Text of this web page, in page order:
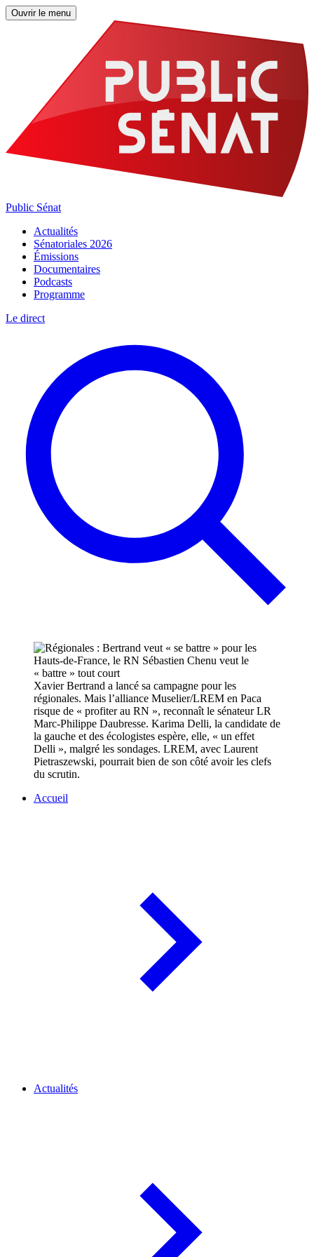
Ouvrir le menu
Public Sénat
Actualités
Sénatoriales 2026
Émissions
Documentaires
Podcasts
Programme
Le direct
Xavier Bertrand a lancé sa campagne pour les
régionales. Mais l’alliance Muselier/LREM en Paca
risque de « profiter au RN », reconnaît le sénateur LR
Marc-Philippe Daubresse. Karima Delli, la candidate de
la gauche et des écologistes espère, elle, « un effet
Delli », malgré les sondages. LREM, avec Laurent
Pietraszewski, pourrait bien de son côté avoir les clefs
du scrutin.
Accueil
Actualités